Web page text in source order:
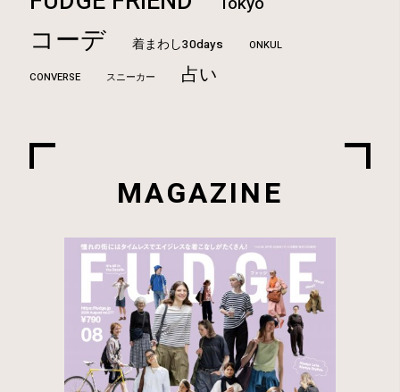
コーデ 着まわし30days ONKUL
CONVERSE スニーカー 占い
MAGAZINE